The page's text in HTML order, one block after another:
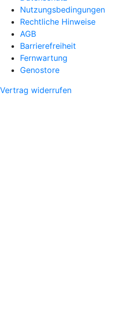
Nutzungsbedingungen
Rechtliche Hinweise
AGB
Barrierefreiheit
Fernwartung
Genostore
Vertrag widerrufen